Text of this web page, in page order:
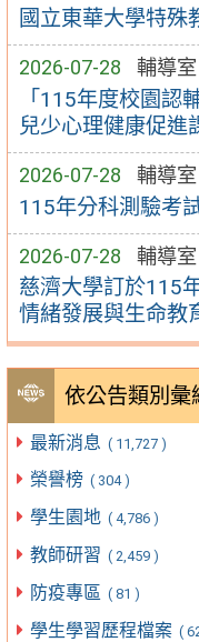
國立東華大學特殊
2026-07-28 輔導室
「115年度校園認
兒少心理健康促進
2026-07-28 輔導室
115年分科測驗考
2026-07-28 輔導室
慈濟大學訂於115
情緒發展與生命教
依公告類別彙
最新消息 ( 11,727 )
榮譽榜 ( 304 )
學生園地 ( 4,786 )
教師研習 ( 2,459 )
防疫專區 ( 81 )
學生學習歷程檔案 (